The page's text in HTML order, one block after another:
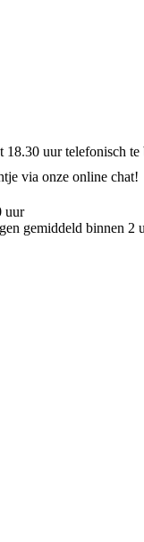
uur telefonisch te
via onze online chat!
uur
gemiddeld binnen 2